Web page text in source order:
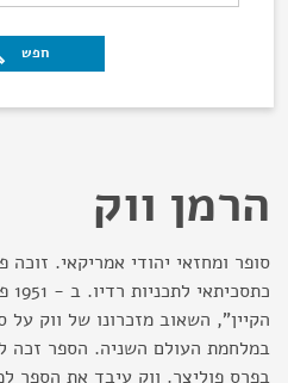
חפש
הרמן ווק
סופר ומחזאי יהודי אמריקאי.
הקיין", השאוב מזכרונו של ווק על
במלחמת העולם השניה. הספר זכה
בפרס פוליצר. ווק עיבד את הספר